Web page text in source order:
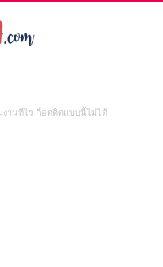
งานทีไร ก็อดคิดแบบนี้ไม่ได้